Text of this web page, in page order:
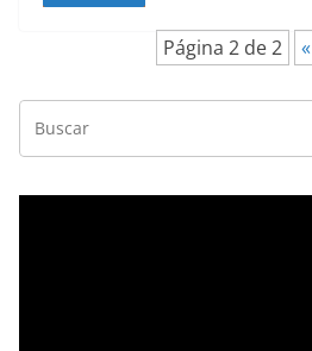
Página 2 de 2 «